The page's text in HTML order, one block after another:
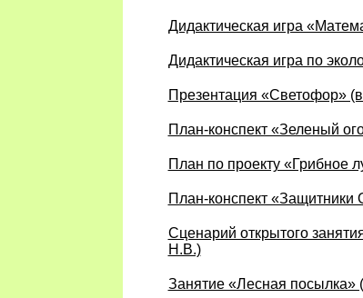
Дидактическая игра
Дидактическая игра по
Презентация «Светофор»
План-конспект «Зеленый
План по проекту «Грибное
План-конспект «Защитники
Сценарий открытого
Н.В.)
Занятие «Лесная посылка»